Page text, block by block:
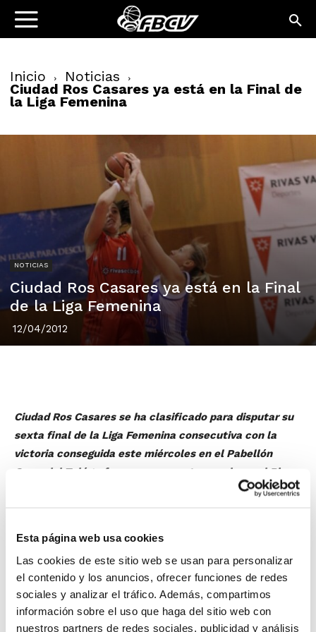
Esta página web usa cookies
Las cookies de este sitio web se usan para personalizar
el contenido y los anuncios, ofrecer funciones de redes
sociales y analizar el tráfico. Además, compartimos
información sobre el uso que haga del sitio web con
nuestros partners de redes sociales, publicidad y análisis
Inicio Noticias
Ciudad Ros Casares ya está en la Final de
la Liga Femenina
NOTICIAS
Ciudad Ros Casares ya está en la Final
de la Liga Femenina
12/04/2012
Ciudad Ros Casares se ha clasificado para disputar su
sexta final de la Liga Femenina consecutiva con la
victoria conseguida este miércoles en el Pabellón
Cerro del Telégrafo, en un encuentro en el que el Rivas
Ecópolis luchó hasta el final por llevar la eliminatoria a
0-11.
La jugadora más destacada del Ciudad Ros Casares fue
Ann Wauters con 23 puntos y cuatro rebotes, mientras
que por parte de Rivas Ecópolis la mejor del partido
fueAnna Cruzcon 20 puntos, siete rebotes y cuatro